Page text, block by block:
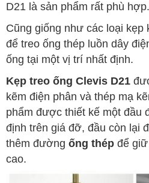
D21 là sản phẩm rất phù hợp.
Cũng giống như các loại kẹp
để treo ống thép luồn dây
ống tại một vị trí nhất định.
Kẹp treo ống Clevis D21
kẽm điện phân và thép mạ
phẩm được thiết kế một đầu
định trên giá đỡ, đầu còn lại
thêm đường ống thép để
cao.